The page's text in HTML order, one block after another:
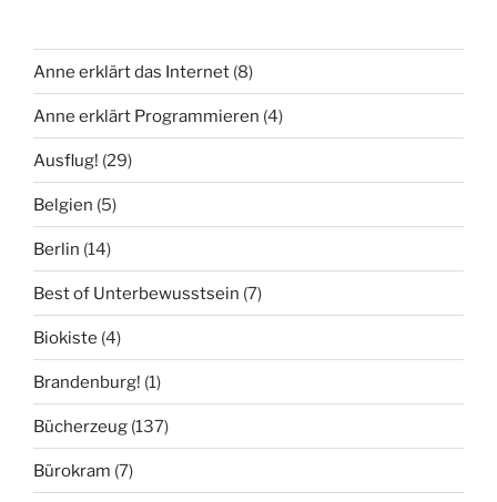
Anne erklärt das Internet (8)
Anne erklärt Programmieren (4)
Ausflug! (29)
Belgien (5)
Berlin (14)
Best of Unterbewusstsein (7)
Biokiste (4)
Brandenburg! (1)
Bücherzeug (137)
Bürokram (7)